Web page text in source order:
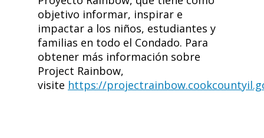
objetivo informar, inspirar e
impactar a los niños, estudiantes y
familias en todo el Condado. Para
obtener más información sobre
Project Rainbow,
visite https://